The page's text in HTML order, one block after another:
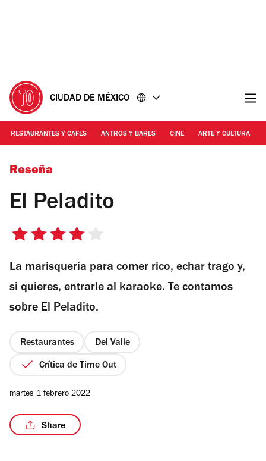
CIUDAD DE MÉXICO
RESTAURANTES Y CAFES ANTROS Y BARES CINE ARTE Y CULTURA
Foto: Cortesía El Peladito
Reseña
El Peladito
4
5
estrellas
La marisquería para comer rico, echar trago y,
si quieres, entrarle al karaoke. Te contamos
sobre El Peladito.
Restaurantes Del Valle
Crítica de Time Out
martes 1 febrero 2022
Share